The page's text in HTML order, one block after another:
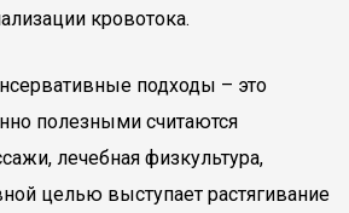
кровотока.
подходы – это
полезными считаются
лечебная физкультура,
целью выступает растягивание